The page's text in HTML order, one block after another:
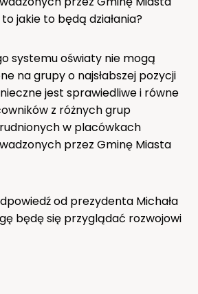
jakie to będą działania?
systemu oświaty nie mogą
na grupy o najsłabszej pozycji
jest sprawiedliwe i równe
z różnych grup
w placówkach
przez Gminę Miasta
od prezydenta Michała
będę się przyglądać rozwojowi